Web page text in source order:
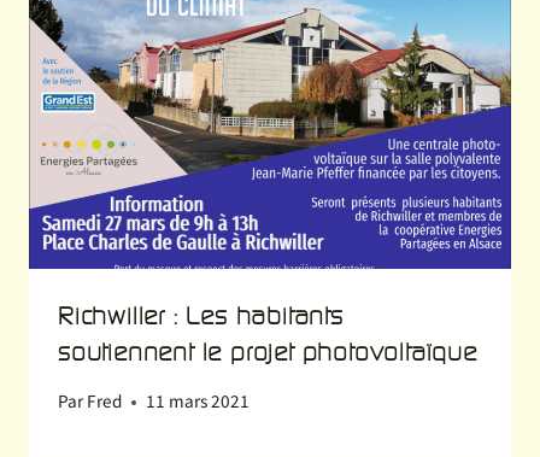
Richwiller : Les habitants
soutiennent le projet photovoltaïque
Par Fred 11 mars 2021